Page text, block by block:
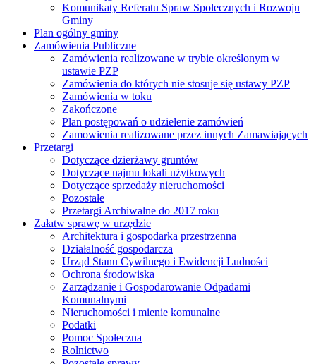
Komunikaty Referatu Spraw Spolecznych i Rozwoju
Gminy
Plan ogólny gminy
Zamówienia Publiczne
Zamówienia realizowane w trybie określonym w
ustawie PZP
Zamówienia do których nie stosuje się ustawy PZP
Zamówienia w toku
Zakończone
Plan postępowań o udzielenie zamówień
Zamowienia realizowane przez innych Zamawiających
Przetargi
Dotyczące dzierżawy gruntów
Dotyczące najmu lokali użytkowych
Dotyczące sprzedaży nieruchomości
Pozostałe
Przetargi Archiwalne do 2017 roku
Załatw sprawę w urzędzie
Architektura i gospodarka przestrzenna
Działalność gospodarcza
Urząd Stanu Cywilnego i Ewidencji Ludności
Ochrona środowiska
Zarządzanie i Gospodarowanie Odpadami
Komunalnymi
Nieruchomości i mienie komunalne
Podatki
Pomoc Społeczna
Rolnictwo